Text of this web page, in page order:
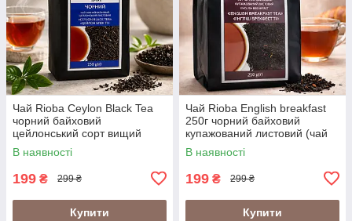
Чай Rioba Ceylon Black Tea
чорний байховий
цейлонський сорт вищий
250г (чай чорний
цейлонський Rioba Ceylon)
В наявності
199 ₴ 299 ₴
Купити
Чай Rioba English breakfast
250г чорний байховий
купажований листовий (чай
Rioba англійський сніданок
250г)
В наявності
199 ₴ 299 ₴
Купити